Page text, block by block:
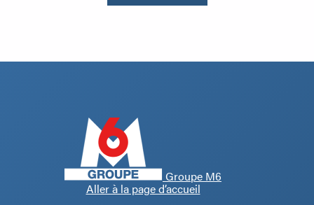
Groupe M6
Aller à la page d’accueil